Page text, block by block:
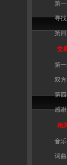
第
寻
第
交
第
双
第
感
相
音
词